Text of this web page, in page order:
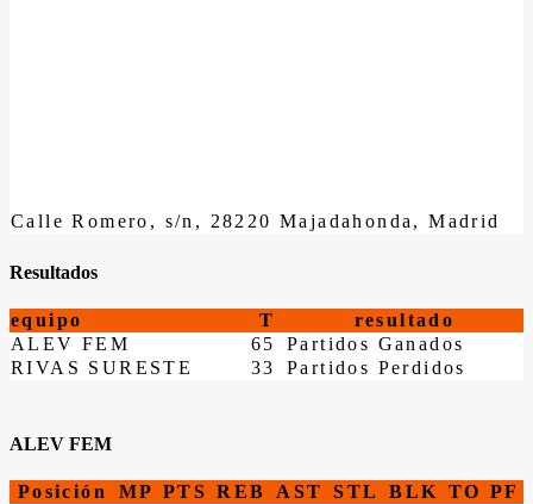
Calle Romero, s/n, 28220 Majadahonda, Madrid
Resultados
equipo T
resultado
ALEV FEM
65
Partidos Ganados
RIVAS SURESTE
33 Partidos Perdidos
ALEV FEM
Posición MP PTS REB AST STL BLK TO PF